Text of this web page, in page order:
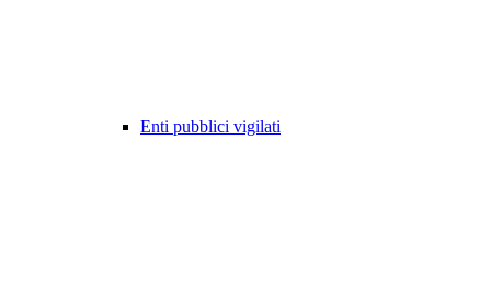
Enti pubblici vigilati